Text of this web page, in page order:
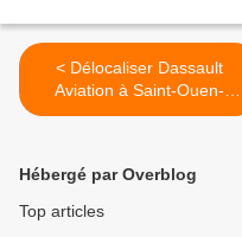
< Délocaliser Dassault
Aviation à Saint-Ouen-
l’Aumône : « Ils l’ont trouvé
Hébergé par Overblog
Top articles